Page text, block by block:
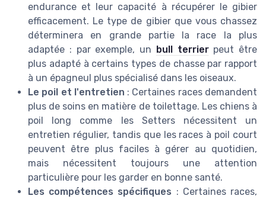
endurance et leur capacité à récupérer le gibier
efficacement. Le type de gibier que vous chassez
déterminera en grande partie la race la plus
adaptée : par exemple, un bull terrierpeut être
plus adapté à certains types de chasse par rapport
à un épagneul plus spécialisé dans les oiseaux.
Le poil et l'entretien : Certaines races demandent
plus de soins en matière de toilettage. Les chiens à
poil long comme les Setters nécessitent un
entretien régulier, tandis que les races à poil court
peuvent être plus faciles à gérer au quotidien,
mais nécessitent toujours une attention
particulière pour les garder en bonne santé.
Les compétences spécifiques : Certaines races,